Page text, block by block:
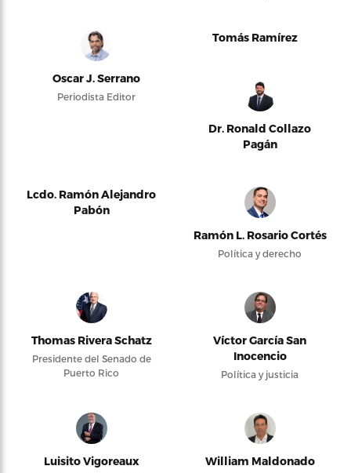
Oscar J. Serrano
Periodista Editor
Tomás Ramírez
Dr. Ronald Collazo
Pagán
Lcdo. Ramón Alejandro
Pabón
Ramón L. Rosario Cortés
Política y derecho
Thomas Rivera Schatz
Presidente del Senado de
Puerto Rico
Víctor García San
Inocencio
Política y justicia
Luisito Vigoreaux William Maldonado